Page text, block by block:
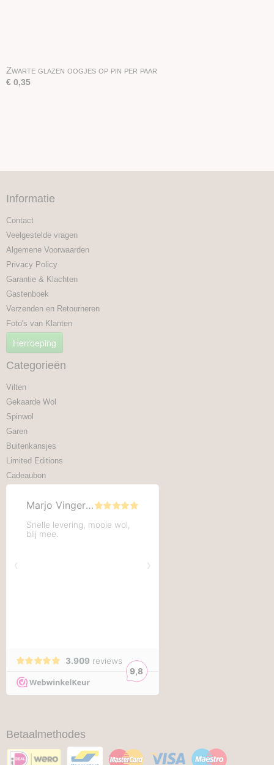
Zwarte glazen oogjes op pin per paar
€ 0,35
Informatie
Contact
Veelgestelde vragen
Algemene Voorwaarden
Privacy Policy
Garantie & Klachten
Gastenboek
Verzenden en Retourneren
Foto's van Klanten
Herroeping
Categorieën
Vilten
Gekaarde Wol
Spinwol
Garen
Buitenkansjes
Limited Editions
Cadeaubon
Betaalmethodes